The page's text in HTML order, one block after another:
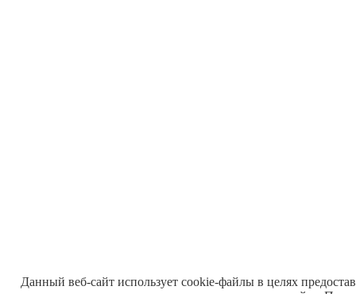
Данный веб-сайт использует cookie-файлы в целях